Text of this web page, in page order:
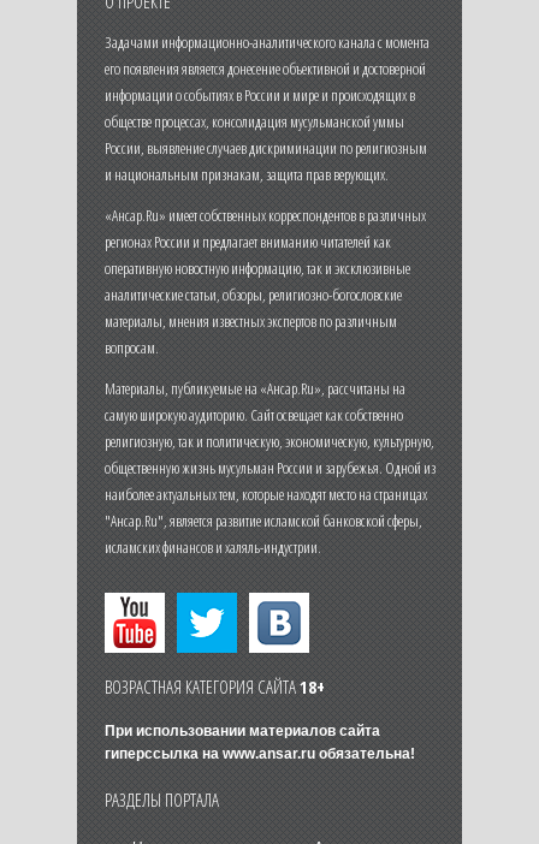
Задачами информационно-аналитического канала с момента
его появления является донесение объективной и достоверной
информации о событиях в России и мире и происходящих в
обществе процессах, консолидация мусульманской уммы
России, выявление случаев дискриминации по религиозным
и национальным признакам, защита прав верующих.
«Ансар.Ru» имеет собственных корреспондентов в различных
регионах России и предлагает вниманию читателей как
оперативную новостную информацию, так и эксклюзивные
аналитические статьи, обзоры, религиозно-богословские
материалы, мнения известных экспертов по различным
вопросам.
Материалы, публикуемые на «Ансар.Ru», рассчитаны на
самую широкую аудиторию. Сайт освещает как собственно
религиозную, так и политическую, экономическую, культурную,
общественную жизнь мусульман России и зарубежья. Одной из
наиболее актуальных тем, которые находят место на страницах
"Ансар.Ru", является развитие исламской банковской сферы,
исламских финансов и халяль-индустрии.
ВОЗРАСТНАЯ КАТЕГОРИЯ САЙТА18+
При использовании материалов сайта
гиперссылка на www.ansar.ruобязательна!
РАЗДЕЛЫ ПОРТАЛА